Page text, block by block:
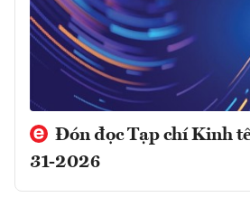
Đón đọc Tạp chí Kinh
31-2026